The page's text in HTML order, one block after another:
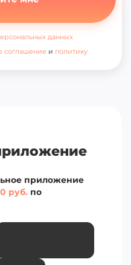
данных
соглашение и политику
приложение
руб. по